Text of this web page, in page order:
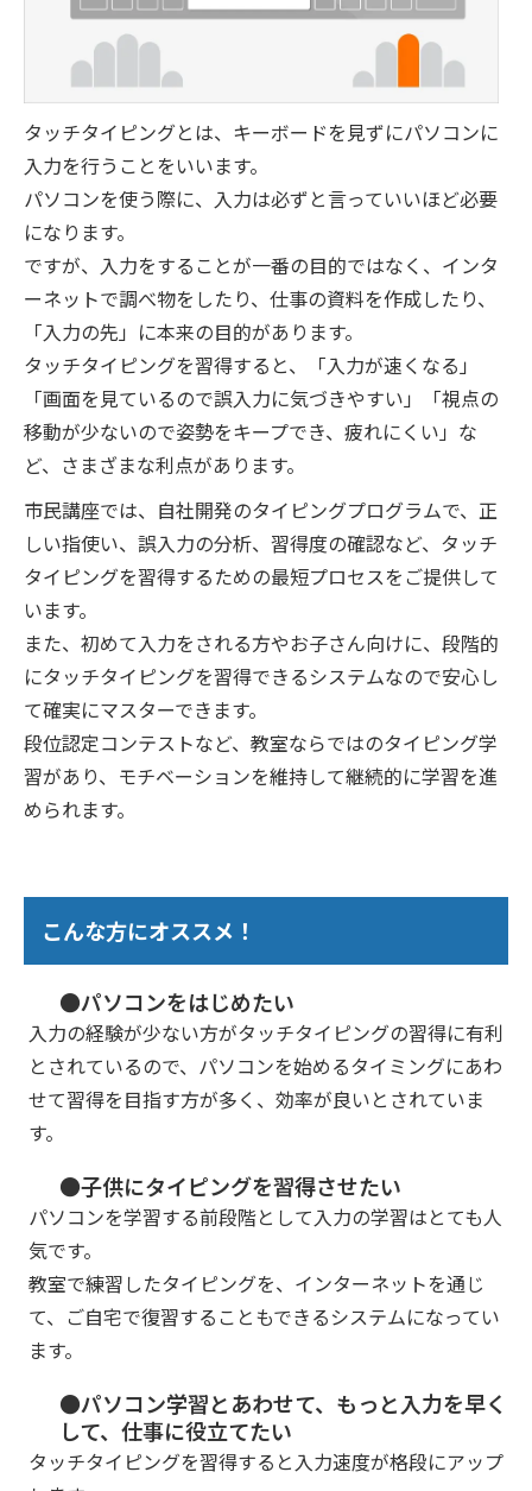
タッチタイピングとは、キーボードを見ずにパソコンに
入力を行うことをいいます。
パソコンを使う際に、入力は必ずと言っていいほど必要
になります。
ですが、入力をすることが一番の目的ではなく、インタ
ーネットで調べ物をしたり、仕事の資料を作成したり、
「入力の先」に本来の目的があります。
タッチタイピングを習得すると、「入力が速くなる」
「画面を見ているので誤入力に気づきやすい」「視点の
移動が少ないので姿勢をキープでき、疲れにくい」な
ど、さまざまな利点があります。
市民講座では、自社開発のタイピングプログラムで、正
しい指使い、誤入力の分析、習得度の確認など、タッチ
タイピングを習得するための最短プロセスをご提供して
います。
また、初めて入力をされる方やお子さん向けに、段階的
にタッチタイピングを習得できるシステムなので安心し
て確実にマスターできます。
段位認定コンテストなど、教室ならではのタイピング学
習があり、モチベーションを維持して継続的に学習を進
められます。
こんな方にオススメ！
●パソコンをはじめたい
入力の経験が少ない方がタッチタイピングの習得に有利
とされているので、パソコンを始めるタイミングにあわ
せて習得を目指す方が多く、効率が良いとされていま
す。
●子供にタイピングを習得させたい
パソコンを学習する前段階として入力の学習はとても人
気です。
教室で練習したタイピングを、インターネットを通じ
て、ご自宅で復習することもできるシステムになってい
ます。
●パソコン学習とあわせて、もっと入力を早く
して、仕事に役立てたい
タッチタイピングを習得すると入力速度が格段にアップ